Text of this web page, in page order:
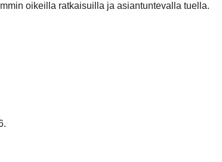
oikeilla ratkaisuilla ja asiantuntevalla tuella.